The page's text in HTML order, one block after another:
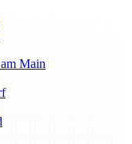
Main